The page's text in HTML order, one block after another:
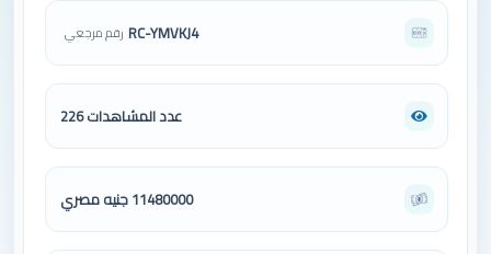
رقم مرجعي RC-YMVKJ4
عدد المشاهدات 226
11480000 جنيه مصري